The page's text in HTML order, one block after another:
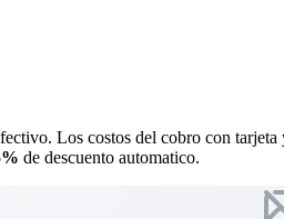
Los costos del cobro con
de descuento automatico.